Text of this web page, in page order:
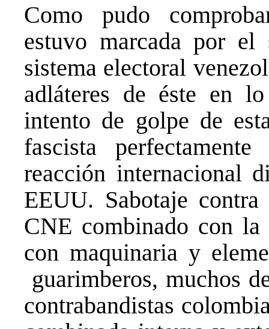
Como pudo
estuvo marcada por el
sistema electoral
adláteres de éste en
intento de golpe de
fascista
reacción internacional
EEUU. Sabotaje
CNE combinado con la
con maquinaria y
guarimberos, muchos
contrabandistas